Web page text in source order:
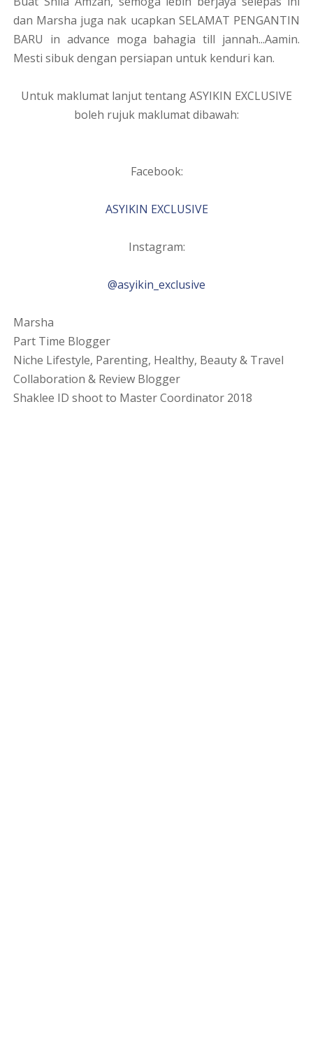
dan Marsha juga nak ucapkan SELAMAT PENGANTIN
BARU in advance moga bahagia till jannah...Aamin.
Mesti sibuk dengan persiapan untuk kenduri kan.
Untuk maklumat lanjut tentang ASYIKIN EXCLUSIVE
boleh rujuk maklumat dibawah:
Facebook:
ASYIKIN EXCLUSIVE
Instagram:
@asyikin_exclusive
Marsha
Part Time Blogger
Niche Lifestyle, Parenting, Healthy, Beauty & Travel
Collaboration & Review Blogger
Shaklee ID shoot to Master Coordinator 2018